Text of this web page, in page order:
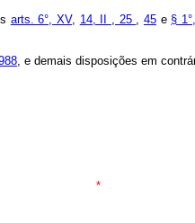
arts. 6°, XV, 14, II , 25 , 45e §
, e demais disposições em
*